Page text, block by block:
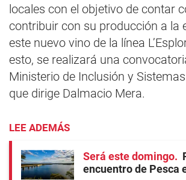
locales con el objetivo de contar
contribuir con su producción a la
este nuevo vino de la línea
esto, se realizará una
Ministerio de Inclusión y
que dirige Dalmacio Mera.
LEE ADEMÁS
Será este domingo
encuentro de Pesca